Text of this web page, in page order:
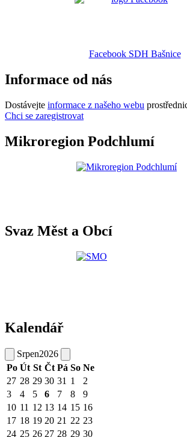
Facebook SDH Bašnice
Informace od nás
Dostávejte informace z našeho webu
Chci se zaregistrovat
Mikroregion Podchlumí
Svaz Měst a Obcí
Kalendář
Srpen2026
Po Út St Čt Pá So Ne
27 28 29 30 31 1
2
3
4 5 6 7 8
9
10 11 12 13 14 15 16
17 18 19 20 21 22 23
24 25 26 27 28 29 30